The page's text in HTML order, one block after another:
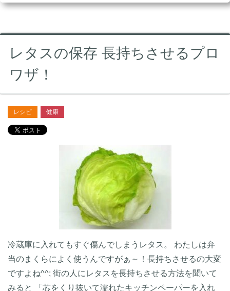
レタスの保存 長持ちさせるプロ
ワザ！
レシピ 健康
冷蔵庫に入れてもすぐ傷んでしまうレタス。 わたしは弁
当のまくらによく使うんですがぁ～！長持ちさせるの大変
ですよね^^; 街の人にレタスを長持ちさせる方法を聞いて
みると 「芯をくり抜いて濡れたキッチンペーパーを入れ